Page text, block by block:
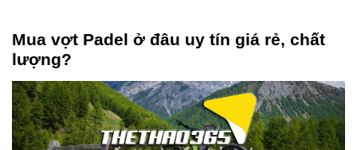
Mua vợt Padel ở đâu uy tín giá rẻ, chất
lượng?